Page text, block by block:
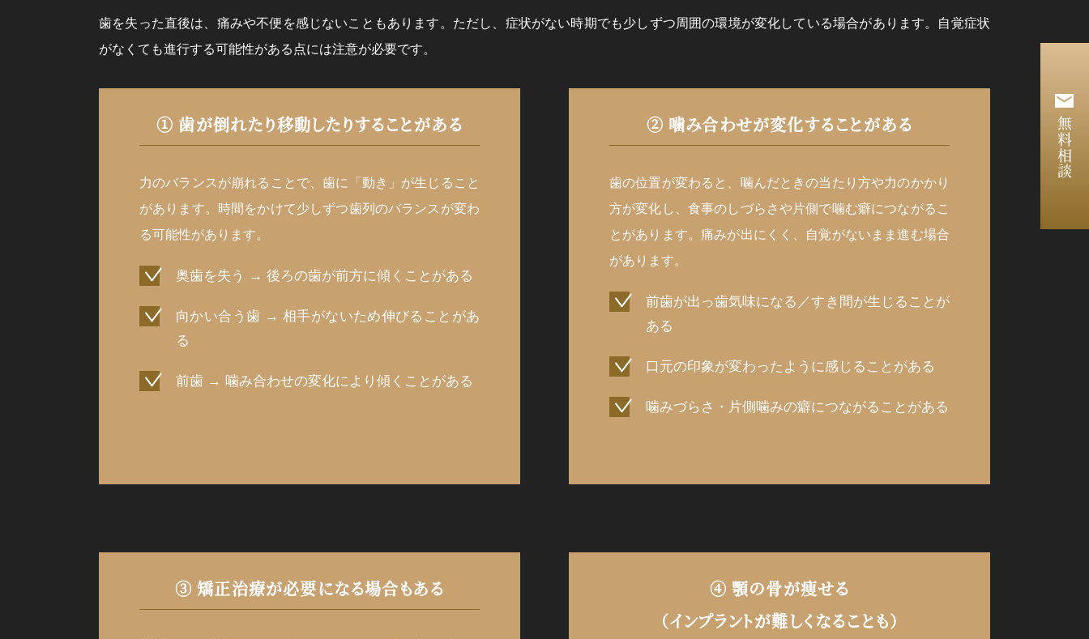
歯を失った直後は、痛みや不便を感じないこともあります。ただし、症状がない時期でも少しずつ周囲の環境が変化している場合があります。自覚症状
がなくても進行する可能性がある点には注意が必要です。
① 歯が倒れたり移動したりすることがある
力のバランスが崩れることで、歯に「動き」が生じること
があります。時間をかけて少しずつ歯列のバランスが変わ
る可能性があります。
奥歯を失う → 後ろの歯が前方に傾くことがある
向かい合う歯 → 相手がないため伸びることがあ
る
前歯 → 噛み合わせの変化により傾くことがある
② 噛み合わせが変化することがある
歯の位置が変わると、噛んだときの当たり方や力のかかり
方が変化し、食事のしづらさや片側で噛む癖につながるこ
とがあります。痛みが出にくく、自覚がないまま進む場合
があります。
前歯が出っ歯気味になる／すき間が生じることが
ある
口元の印象が変わったように感じることがある
噛みづらさ・片側噛みの癖につながることがある
③ 矯正治療が必要になる場合もある
④ 顎の骨が痩せる
（インプラントが難しくなることも）
無料相談